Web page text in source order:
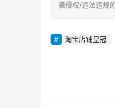
袭侵权/违法违规
淘宝店铺皇冠